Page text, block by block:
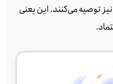
توصیه می‌کنند. این یعنی